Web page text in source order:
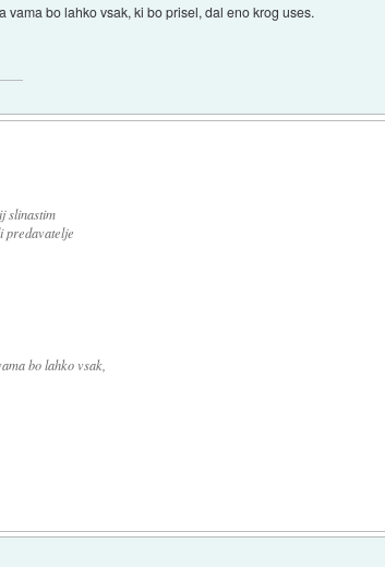
bo lahko vsak, ki bo prisel, dal eno krog uses.
slinastim
predavatelje
bo lahko vsak,